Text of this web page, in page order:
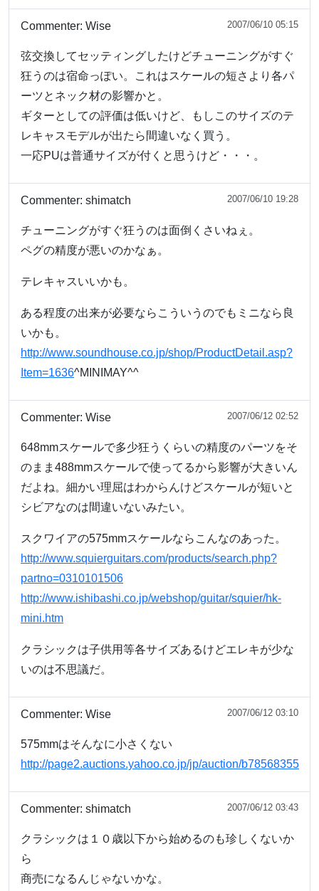
Commenter: Wise 2007/06/10 05:15
弦交換してセッティングしたけどチューニングがすぐ
狂うのは宿命っぽい。これはスケールの短さより各パ
ーツとネック材の影響かと。
ギターとしての評価は低いけど、もしこのサイズのテ
レキャスモデルが出たら間違いなく買う。
一応PUは普通サイズが付くと思うけど・・・。
Commenter: shimatch 2007/06/10 19:28
チューニングがすぐ狂うのは面倒くさいねぇ。
ペグの精度が悪いのかなぁ。
テレキャスいいかも。
ある程度の出来が必要ならこういうのでもミニなら良
いかも。
http://www.soundhouse.co.jp/shop/ProductDetail.asp?
Item=1636^MINIMAY^^
Commenter: Wise 2007/06/12 02:52
648mmスケールで多少狂うくらいの精度のパーツをそ
のまま488mmスケールで使ってるから影響が大きいん
だよね。細かい理屈はわからんけどスケールが短いと
シビアなのは間違いないみたい。
スクワイアの575mmスケールならこんなのあった。
http://www.squierguitars.com/products/search.php?
partno=0310101506
http://www.ishibashi.co.jp/webshop/guitar/squier/hk-
mini.htm
クラシックは子供用等各サイズあるけどエレキが少な
いのは不思議だ。
Commenter: Wise 2007/06/12 03:10
575mmはそんなに小さくない
http://page2.auctions.yahoo.co.jp/jp/auction/b78568355
Commenter: shimatch 2007/06/12 03:43
クラシックは１０歳以下から始めるのも珍しくないか
ら
商売になるんじゃないかな。